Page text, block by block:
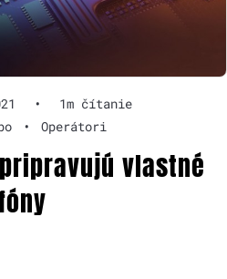
•
1m čítanie
• Operátori
vlastné